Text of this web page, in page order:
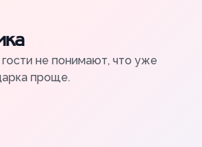
не понимают, что уже
проще.